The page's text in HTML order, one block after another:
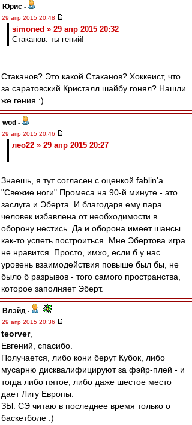
Юрис -
29 апр 2015 20:48
simoned » 29 апр 2015 20:32
Стаканов. ты гений!
Стаканов? Это какой Стаканов? Хоккеист, что
за саратовский Кристалл шайбу гонял? Нашли
же гения :)
wod -
29 апр 2015 20:46
лео22 » 29 апр 2015 20:27
Знаешь, я тут согласен с оценкой fablin'a.
"Свежие ноги" Промеса на 90-й минуте - это
заслуга и Эберта. И благодаря ему пара
человек избавлена от необходимости в
оборону нестись. Да и оборона имеет шансы
как-то успеть построиться. Мне Эбертова игра
не нравится. Просто, имхо, если б у нас
уровень взаимодействия повыше был бы, не
было б разрывов - того самого пространства,
которое заполняет Эберт.
Влэйд -
29 апр 2015 20:36
teorver,
Евгений, спасибо.
Получается, либо кони берут Кубок, либо
мусарню дисквалифицируют за фэйр-плей - и
тогда либо пятое, либо даже шестое место
дает Лигу Европы.
ЗЫ. СЭ читаю в последнее время только о
баскетболе :)